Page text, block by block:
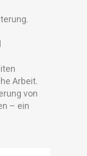
Arbeit.
von
– ein